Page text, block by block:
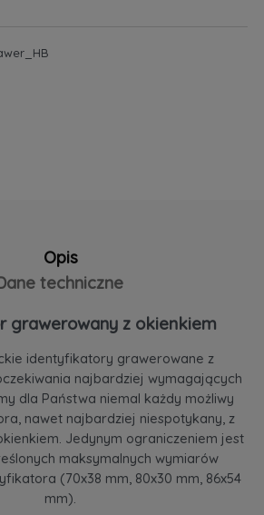
Opis
techniczne
grawerowany z okienkiem
identyfikatory grawerowane z
najbardziej wymagających
dla Państwa niemal każdy możliwy
nawet najbardziej niespotykany, z
Jedynym ograniczeniem jest
maksymalnych wymiarów
(70x38 mm, 80x30 mm, 86x54
mm).